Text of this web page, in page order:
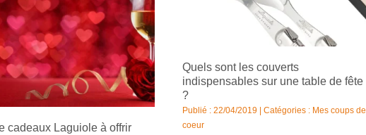
Quels sont les couverts
indispensables sur une table de fête
?
Publié : 22/04/2019 | Catégories : Mes coups de
coeur
cadeaux Laguiole à offrir